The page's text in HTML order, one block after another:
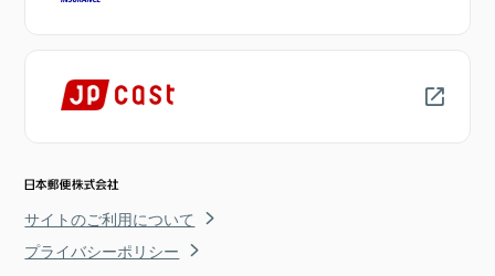
サイトのご利用について
プライバシーポリシー